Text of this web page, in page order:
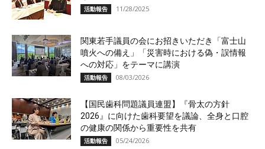
活動報告 11/28/2025
関東若手議員の会にお招きいただき「富士山
噴火への備え」「災害時における偽・誤情報
への対応」をテーマに講演
活動報告 08/03/2026
【国民歯科問題議員連盟】『骨太の方針
2026』に向けた歯科要望を議論、全身と口腔
の健康の関係から重要性を共有
活動報告 05/24/2026